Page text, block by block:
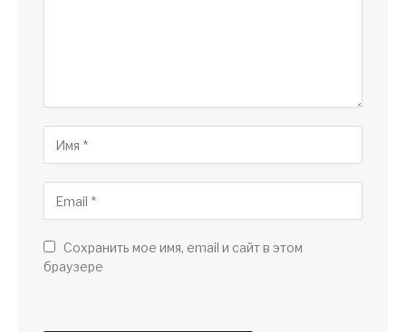
Сохранить мое имя, email и сайт в этом
браузере